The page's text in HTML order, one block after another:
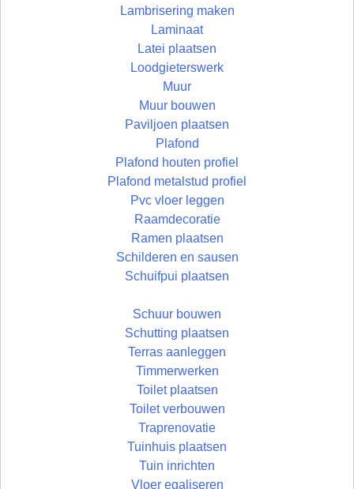
Lambrisering maken
Laminaat
Latei plaatsen
Loodgieterswerk
Muur
Muur bouwen
Paviljoen plaatsen
Plafond
Plafond houten profiel
Plafond metalstud profiel
Pvc vloer leggen
Raamdecoratie
Ramen plaatsen
Schilderen en sausen
Schuifpui plaatsen
Schuur bouwen
Schutting plaatsen
Terras aanleggen
Timmerwerken
Toilet plaatsen
Toilet verbouwen
Traprenovatie
Tuinhuis plaatsen
Tuin inrichten
Vloer egaliseren